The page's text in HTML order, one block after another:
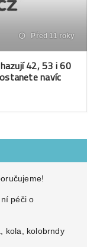
Před 11 roky
42, 53 i 60
navíc
péči o
kola, kolobrndy